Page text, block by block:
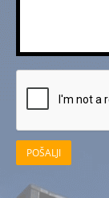
POŠALJI